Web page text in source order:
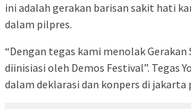
ini adalah gerakan barisan sakit hati
dalam pilpres.
“Dengan tegas kami menolak Gerakan
diinisiasi oleh Demos Festival”. Tegas
dalam deklarasi dan konpers di jakarta